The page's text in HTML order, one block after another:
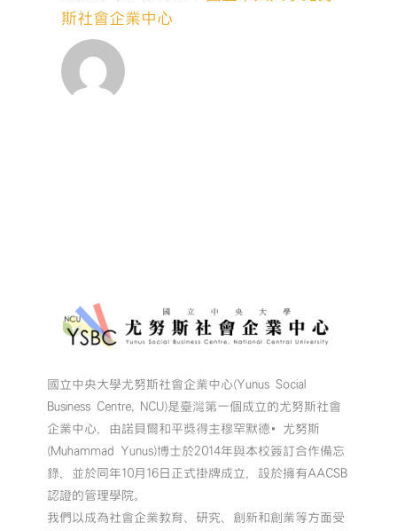
斯社會企業中心
國立中央大學尤努斯社會企業中心(Yunus Social
Business Centre, NCU)是臺灣第一個成立的尤努斯社會
企業中心，由諾貝爾和平獎得主穆罕默德•尤努斯
(Muhammad Yunus)博士於2014年與本校簽訂合作備忘
錄，並於同年10月16日正式掛牌成立，設於擁有AACSB
認證的管理學院。
我們以成為社會企業教育、研究、創新和創業等方面受